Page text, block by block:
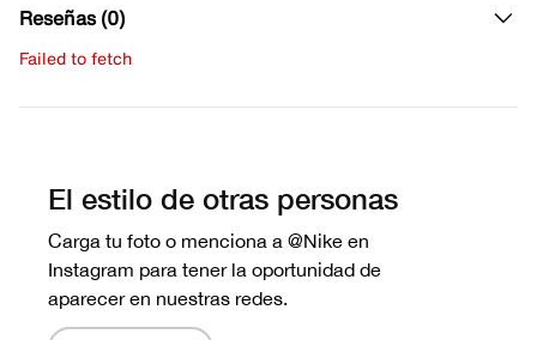
Reseñas (0)
Failed to fetch